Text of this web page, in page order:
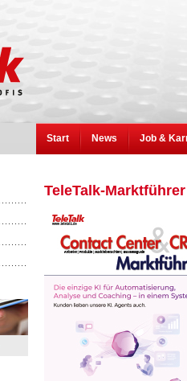
Start News Job &
TeleTalk-